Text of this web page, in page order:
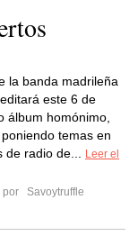
la banda madrileña
este 6 de
álbum homónimo,
temas en
de radio de...
Leer el
por
Savoytruffle